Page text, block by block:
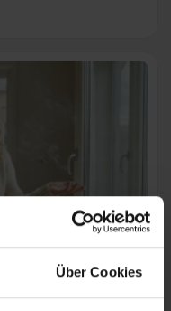
Über Cookies